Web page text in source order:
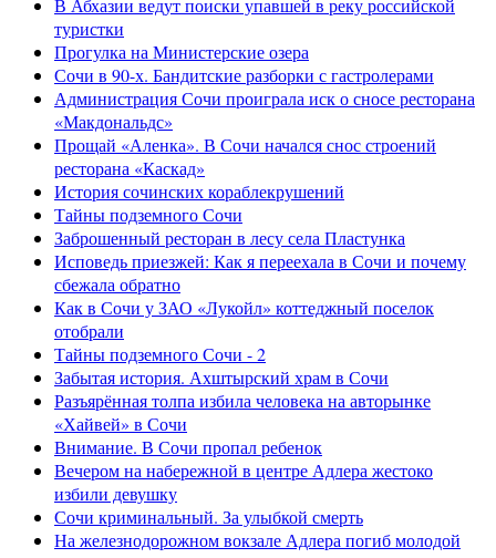
В Абхазии ведут поиски упавшей в реку российской
туристки
Прогулка на Министерские озера
Сочи в 90-х. Бандитские разборки с гастролерами
Администрация Сочи проиграла иск о сносе ресторана
«Макдональдс»
Прощай «Аленка». В Сочи начался снос строений
ресторана «Каскад»
История сочинских кораблекрушений
Тайны подземного Сочи
Заброшенный ресторан в лесу села Пластунка
Исповедь приезжей: Как я переехала в Сочи и почему
сбежала обратно
Как в Сочи у ЗАО «Лукойл» коттеджный поселок
отобрали
Тайны подземного Сочи - 2
Забытая история. Ахштырский храм в Сочи
Разъярённая толпа избила человека на авторынке
«Хайвей» в Сочи
Внимание. В Сочи пропал ребенок
Вечером на набережной в центре Адлера жестоко
избили девушку
Сочи криминальный. За улыбкой смерть
На железнодорожном вокзале Адлера погиб молодой